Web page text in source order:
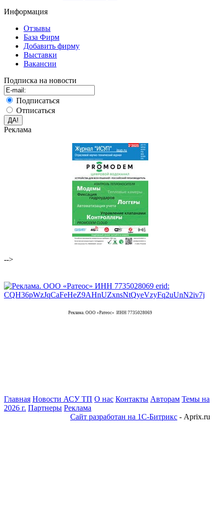
Информация
Отзывы
База Фирм
Добавить фирму
Выставки
Вакансии
Подписка на новости
Подписаться
Отписаться
Реклама
-->
Реклама. ООО «Ратеос» ИНН 7735028069
Главная Новости АСУ ТП О нас Контакты Авторам Темы на
2026 г. Партнеры Реклама
Сайт разработан на 1С-Битрикс - Aprix.ru